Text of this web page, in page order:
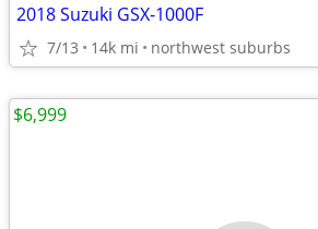
2018 Suzuki GSX-1000F
7/13 14k mi northwest suburbs
$6,999